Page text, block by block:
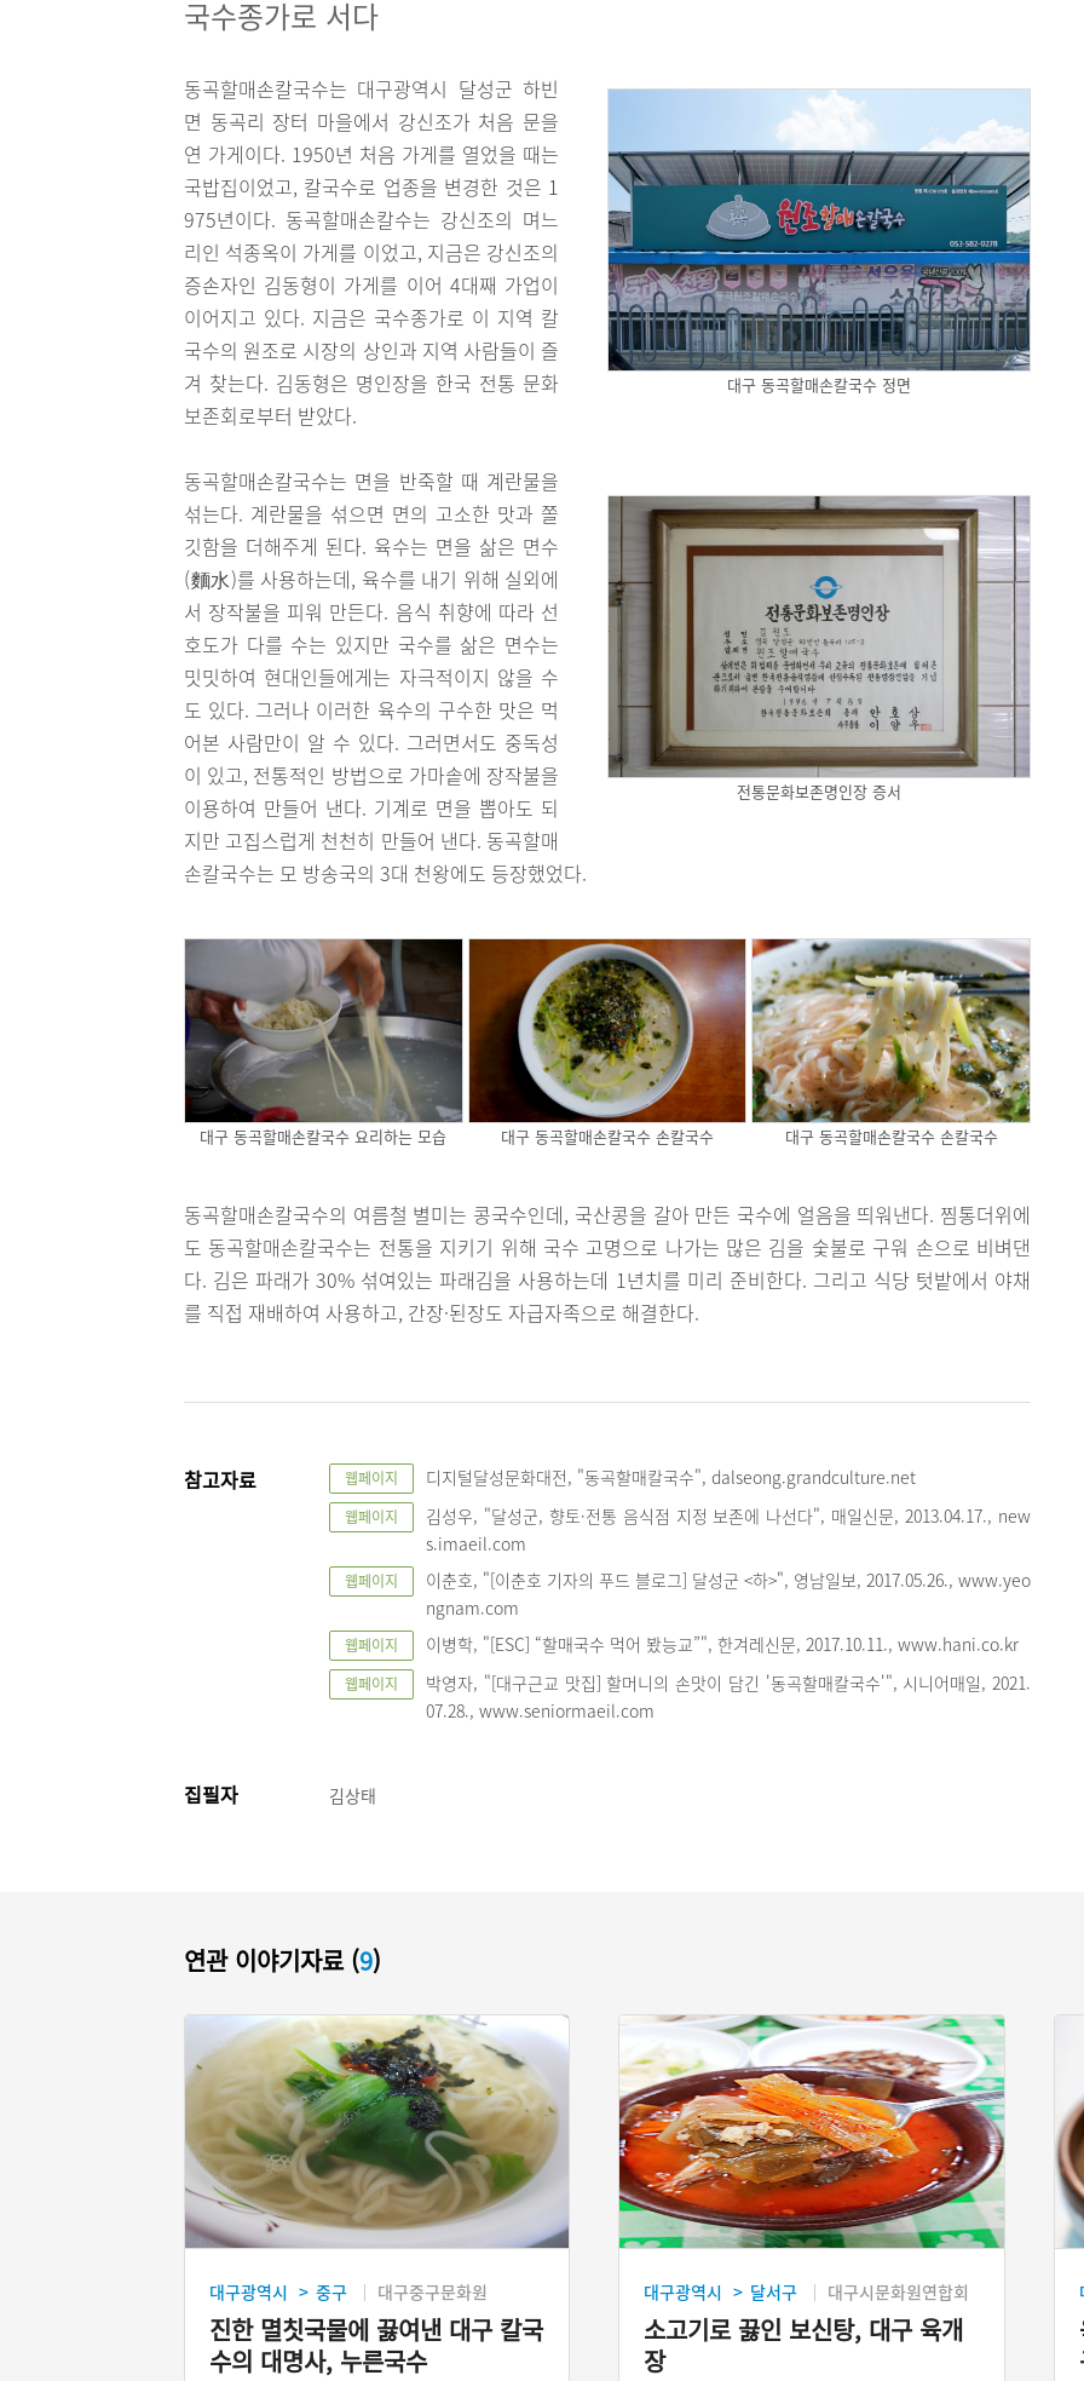
국수종가로 서다
대구 동곡할매손칼국수 정면
전통문화보존명인장 증서
동곡할매손칼국수는 대구광역시 달성군 하빈
면 동곡리 장터 마을에서 강신조가 처음 문을
연 가게이다. 1950년 처음 가게를 열었을 때는
국밥집이었고, 칼국수로 업종을 변경한 것은 1
975년이다. 동곡할매손칼수는 강신조의 며느
리인 석종옥이 가게를 이었고, 지금은 강신조의
증손자인 김동형이 가게를 이어 4대째 가업이
이어지고 있다. 지금은 국수종가로 이 지역 칼
국수의 원조로 시장의 상인과 지역 사람들이 즐
겨 찾는다. 김동형은 명인장을 한국 전통 문화
보존회로부터 받았다.
동곡할매손칼국수는 면을 반죽할 때 계란물을
섞는다. 계란물을 섞으면 면의 고소한 맛과 쫄
깃함을 더해주게 된다. 육수는 면을 삶은 면수
(麵水)를 사용하는데, 육수를 내기 위해 실외에
서 장작불을 피워 만든다. 음식 취향에 따라 선
호도가 다를 수는 있지만 국수를 삶은 면수는
밋밋하여 현대인들에게는 자극적이지 않을 수
도 있다. 그러나 이러한 육수의 구수한 맛은 먹
어본 사람만이 알 수 있다. 그러면서도 중독성
이 있고, 전통적인 방법으로 가마솥에 장작불을
이용하여 만들어 낸다. 기계로 면을 뽑아도 되
지만 고집스럽게 천천히 만들어 낸다. 동곡할매
손칼국수는 모 방송국의 3대 천왕에도 등장했었다.
대구 동곡할매손칼국수 요리하는 모습 대구 동곡할매손칼국수 손칼국수 대구 동곡할매손칼국수 손칼국수
동곡할매손칼국수의 여름철 별미는 콩국수인데, 국산콩을 갈아 만든 국수에 얼음을 띄워낸다. 찜통더위에
도 동곡할매손칼국수는 전통을 지키기 위해 국수 고명으로 나가는 많은 김을 숯불로 구워 손으로 비벼댄
다. 김은 파래가 30% 섞여있는 파래김을 사용하는데 1년치를 미리 준비한다. 그리고 식당 텃밭에서 야채
를 직접 재배하여 사용하고, 간장·된장도 자급자족으로 해결한다.
참고자료 웹페이지 디지털달성문화대전, "동곡할매칼국수", dalseong.grandculture.net
웹페이지
김성우, "달성군, 향토·전통 음식점 지정 보존에 나선다", 매일신문, 2013.04.17., new
s.imaeil.com
웹페이지
이춘호, "[이춘호 기자의 푸드 블로그] 달성군 <하>", 영남일보, 2017.05.26., www.yeo
ngnam.com
웹페이지 이병학, "[ESC] “할매국수 먹어 봤능교”", 한겨레신문, 2017.10.11., www.hani.co.kr
웹페이지
박영자, "[대구근교 맛집] 할머니의 손맛이 담긴 '동곡할매칼국수'", 시니어매일, 2021.
07.28., www.seniormaeil.com
집필자 김상태
연관 이야기자료 (9)
대구광역시 > 중구 대구중구문화원
진한 멸칫국물에 끓여낸 대구 칼국
수의 대명사, 누른국수
대구광역시 > 달서구 대구시문화원연합회
소고기로 끓인 보신탕, 대구 육개
장